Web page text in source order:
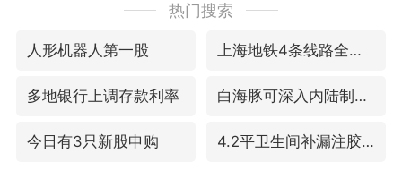
热门搜索
人形机器人第一股 上海地铁4条线路全线停运
多地银行上调存款利率 白海豚可深入内陆制造大范围风雨
今日有3只新股申购 4.2平卫生间补漏注胶花1.55万